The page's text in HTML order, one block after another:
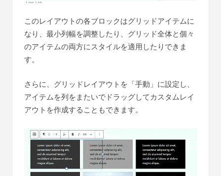
このレイアウトの各ブロックはグリッドアイテムに
なり、最小列幅を調整したり、グリッド全体と個々
のアイテムの両方にスタイルを適用したりできま
す。
さらに、グリッドレイアウトを「手動」に設定し、
アイテムを列をまたいでドラッグしてカスタムレイ
アウトを作成することもできます。